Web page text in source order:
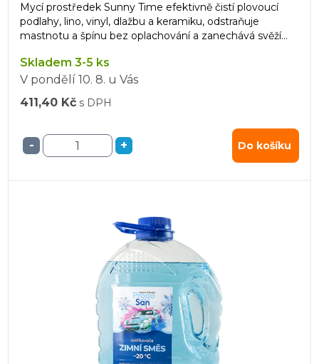
Mycí prostředek Sunny Time efektivně čistí plovoucí
podlahy, lino, vinyl, dlažbu a keramiku, odstraňuje
mastnotu a špínu bez oplachování a zanechává svěží
Skladem 3-5 ks
V pondělí 10. 8. u Vás
411,40 Kč s DPH
- + Do košíku